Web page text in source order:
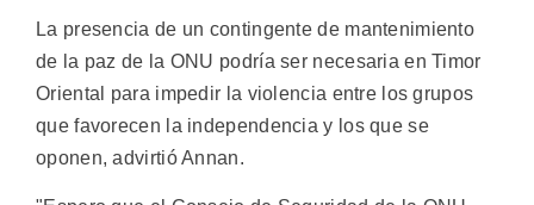
La presencia de un contingente de mantenimiento
de la paz de la ONU podría ser necesaria en Timor
Oriental para impedir la violencia entre los grupos
que favorecen la independencia y los que se
oponen, advirtió Annan.